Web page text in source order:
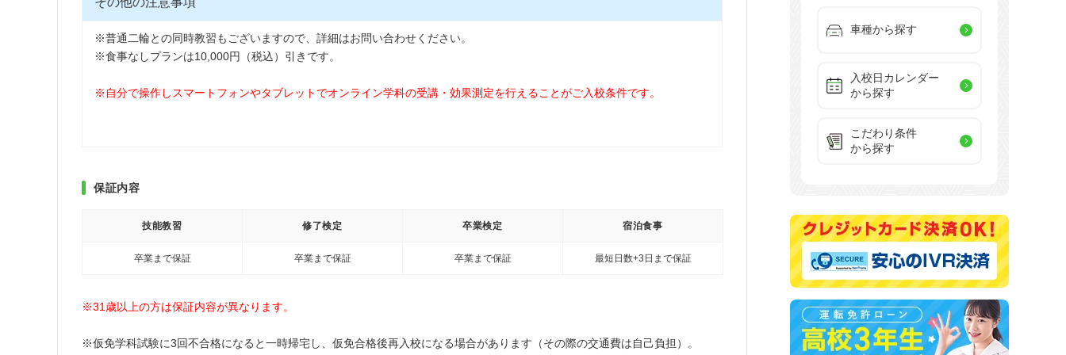
※普通二輪との同時教習もございますので、詳細はお問い合わせください。
※食事なしプランは10,000円（税込）引きです。
※自分で操作しスマートフォンやタブレットでオンライン学科の受講・効果測定を行えることがご入校条件です。
保証内容
技能教習
卒業まで保証
修了検定
卒業まで保証
卒業検定
卒業まで保証
宿泊食事
最短日数+3日まで保証
※31歳以上の方は保証内容が異なります。
※仮免学科試験に3回不合格になると一時帰宅し、仮免合格後再入校になる場合があります（その際の交通費は自己負担）。
車種から探す
入校日カレンダー
から探す
こだわり条件
から探す